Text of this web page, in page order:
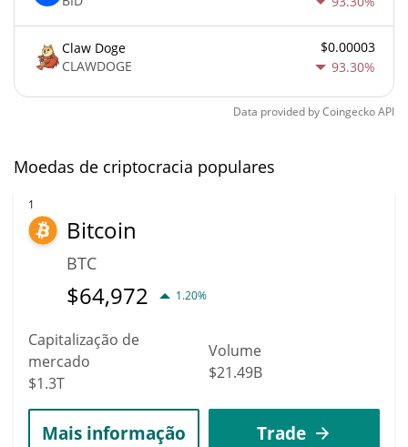
Claw Doge
CLAWDOGE
$0.00003
93.30%
Data provided byCoingeckoAPI
Moedas de criptocracia populares
1
Bitcoin
BTC
$64,972 1.20%
Capitalização de
mercado
$1.3T
Volume
$21.49B
Mais informação Trade